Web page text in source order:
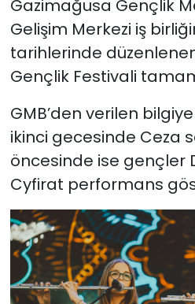
Gazimağusa Gençlik
Gelişim Merkezi iş
tarihlerinde
Gençlik Festivali
GMB’den verilen
ikinci gecesinde Ceza
öncesinde ise gençler
Cyfirat performans
SAĞLIK
Spor
Teknoloji
TÜRKiYE
Video Galeri
YAŞAM
Yazarlar